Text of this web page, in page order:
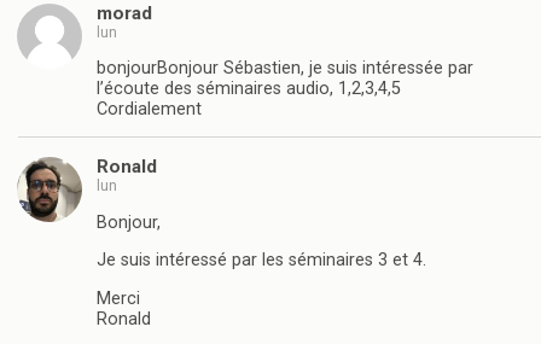
morad
lun
bonjourBonjour Sébastien, je suis intéressée par
l’écoute des séminaires audio, 1,2,3,4,5
Cordialement
Ronald
lun
Bonjour,
Je suis intéressé par les séminaires 3 et 4.
Merci
Ronald